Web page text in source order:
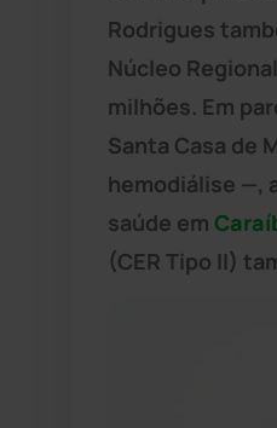
Rodrigues
Núcleo
milhões. Em
Santa Casa de
hemodiálise —,
saúde em
(CER Tipo II)